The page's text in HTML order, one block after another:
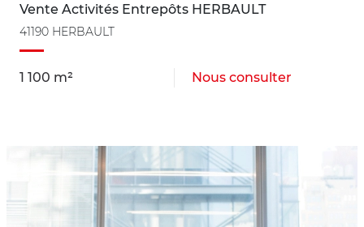
Vente Activités Entrepôts HERBAULT
41190 HERBAULT
1 100 m² Nous consulter